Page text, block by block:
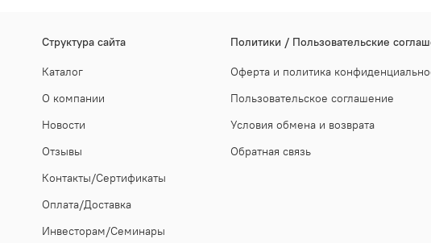
Cтруктура сайта
Каталог
О компании
Новости
Отзывы
Контакты/Сертификаты
Оплата/Доставка
Инвесторам/Семинары
Политики / Пользовательские
Оферта и политика
Пользовательское соглашение
Условия обмена и возврата
Обратная связь